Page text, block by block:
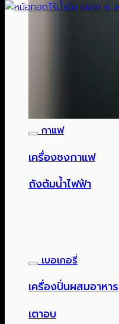
กาแฟ
เครื่องชงกาแฟ
ถังต้มน้ำไฟฟ้า
เบอเกอรี่
เครื่องปั่นผสมอาหาร
เตาอบ